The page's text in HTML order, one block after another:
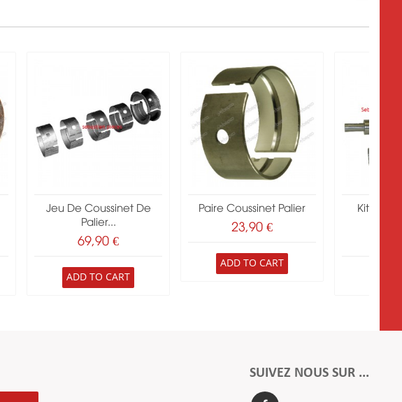
Jeu De Coussinet De
Palier...
69,90 €
ADD TO CART
Paire Coussinet Palier
23,90 €
ADD TO CART
Kit
SUIVEZ NOUS SUR ...